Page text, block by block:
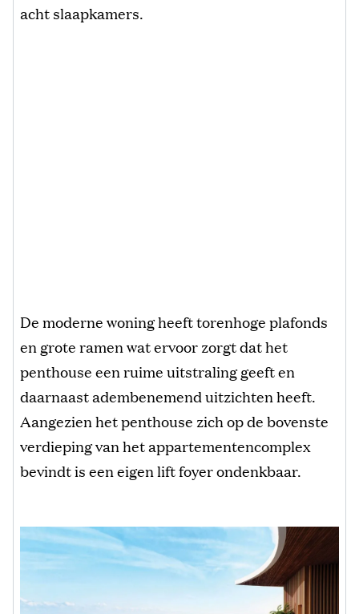
acht slaapkamers.
De moderne woning heeft torenhoge plafonds
en grote ramen wat ervoor zorgt dat het
penthouse een ruime uitstraling geeft en
daarnaast adembenemend uitzichten heeft.
Aangezien het penthouse zich op de bovenste
verdieping van het appartementencomplex
bevindt is een eigen lift foyer ondenkbaar.